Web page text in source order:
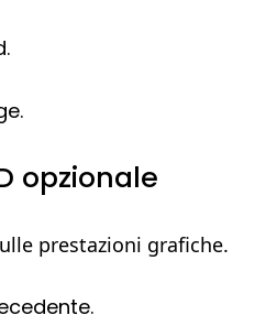
opzionale
prestazioni grafiche.